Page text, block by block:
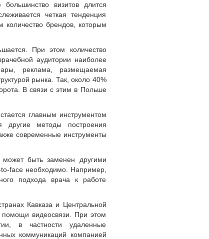
визитов длится
четкая тенденция
брендов, которым
При этом количество
аудитории наиболее
реклама, размещаемая
рынка. Так, около 40%
В связи с этим в Польше
главным инструментом
методы построения
современные инструменты
может быть заменен другими
face необходимо. Например,
подхода врача к работе
Кавказа и Цент­ральной
видеосвязи. При этом
в частности удаленные
коммуникаций компанией